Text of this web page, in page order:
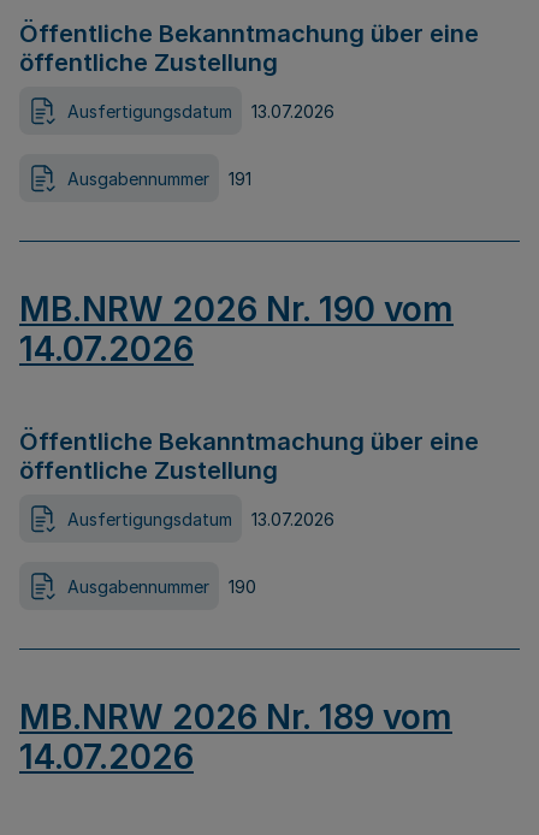
Öffentliche Bekanntmachung über eine
öffentliche Zustellung
Ausfertigungsdatum 13.07.2026
Ausgabennummer 191
MB.NRW 2026 Nr. 190 vom
14.07.2026
Öffentliche Bekanntmachung über eine
öffentliche Zustellung
Ausfertigungsdatum 13.07.2026
Ausgabennummer 190
MB.NRW 2026 Nr. 189 vom
14.07.2026